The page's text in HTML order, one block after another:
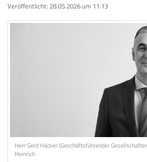
Veröffentlicht: 28.05.2026 um 11:13
Herr Gerd Häcker (Geschäftsführender
Heinrich